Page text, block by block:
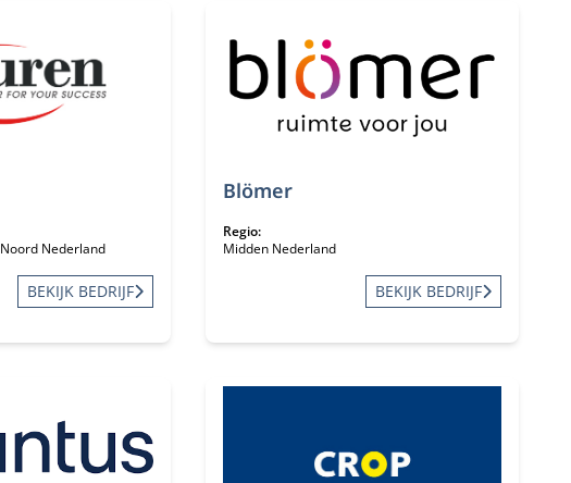
Noord Nederland
BEKIJK BEDRIJF
Blömer
Regio:
Midden Nederland
BEKIJK BEDRIJF